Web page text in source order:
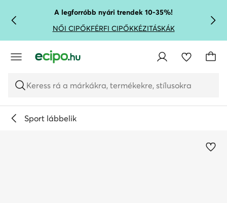
UGRÁS A FŐ TARTALOMRA
UGRÁS A KERESÉSHEZA legforróbb nyári trendek 10-35%!
NŐI CIPŐKFÉRFI CIPŐKKÉZITÁSKÁK
Keress rá a márkákra, termékekre, stílusokra
Sport lábbelik